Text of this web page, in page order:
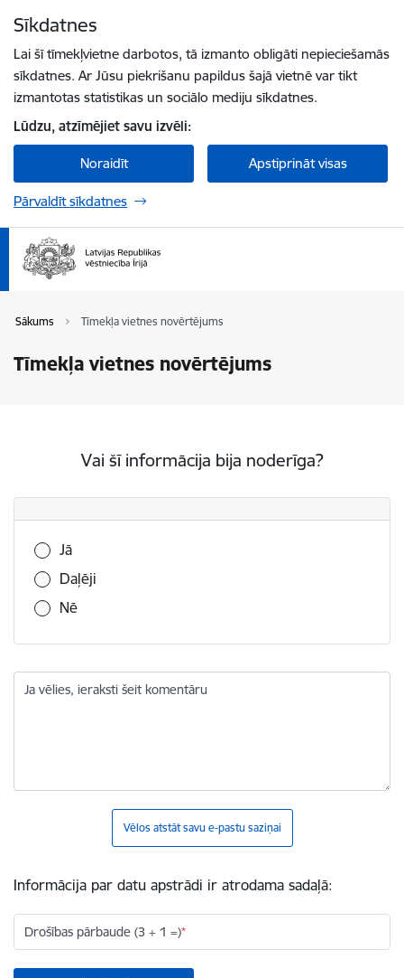
Sīkdatnes
Lai šī tīmekļvietne darbotos, tā izmanto obligāti nepieciešamās
sīkdatnes. Ar Jūsu piekrišanu papildus šajā vietnē var tikt
izmantotas statistikas un sociālo mediju sīkdatnes.
Lūdzu, atzīmējiet savu izvēli:
Noraidīt Apstiprināt visas
Pārvaldīt sīkdatnes
Sākums Tīmekļa vietnes novērtējums
Tīmekļa vietnes novērtējums
Vai šī informācija bija noderīga?
Vai šī informācija bija noderīga?
Jā
Daļēji
Nē
Ja vēlies, ieraksti šeit komentāru
Vēlos atstāt savu e-pastu saziņai
Informācija par datu apstrādi ir atrodama sadaļā:
Drošības pārbaude (3 + 1 =)